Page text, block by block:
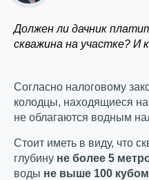
Должен ли дачник
скважина на участке? И
Согласно налоговому
колодцы, находящиеся на
не облагаются водным
Стоит иметь в виду, что
глубину не более 5
воды не выше 100